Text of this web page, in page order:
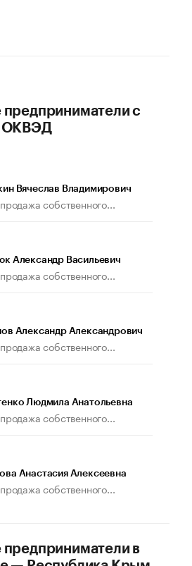
иначе». Как живет глава
предприниматели с
ОКВЭД
Вячеслав Владимирович
собственного...
Александр Васильевич
собственного...
Александр Александрович
собственного...
Людмила Анатольевна
собственного...
Анастасия Алексеевна
собственного...
предприниматели в